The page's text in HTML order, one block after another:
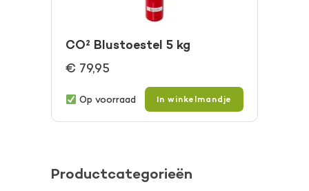
CO² Blustoestel 5 kg
€ 79,95
Op voorraad In winkelmandje
Productcategorieën